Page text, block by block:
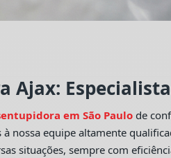
Ajax:
em São Paulo de
nossa equipe altamente
situações, sempre com